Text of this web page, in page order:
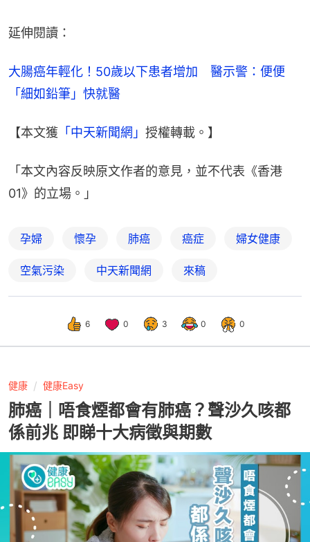
延伸閱讀：
大腸癌年輕化！50歲以下患者增加　醫示警：便便
「細如鉛筆」快就醫
【本文獲 「中天新聞網」 授權轉載。】
「本文內容反映原文作者的意見，並不代表《香港
01》的立場。」
孕婦 懷孕 肺癌 癌症 婦女健康
空氣污染 中天新聞網 來稿
6 0 3 0 0
健康 健康Easy
肺癌｜唔食煙都會有肺癌？聲沙久咳都
係前兆 即睇十大病徵與期數